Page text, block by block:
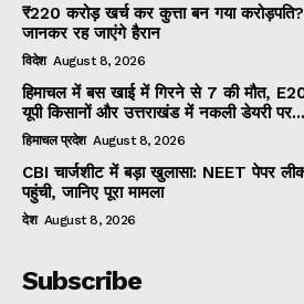
₹220 करोड़ खर्च कर कुत्ता बन गया
जानकर रह जाएंगे हैरान
विदेश August 8, 2026
हिमाचल में बस खाई में गिरने से 7 की मौत, E20
यूपी किसानों और उत्तराखंड में नकली डेयरी पर...
हिमाचल प्रदेश August 8, 2026
CBI चार्जशीट में बड़ा खुलासा: NEET पेपर
पहुंची, जानिए पूरा मामला
देश August 8, 2026
Subscribe